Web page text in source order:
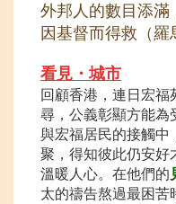
外邦人的數目添滿
因基督而得救（羅
看見・城市
回顧香港，連日宏
尋，公義彰顯方能為
與宏福居民的接觸中
聚，得知彼此仍安好
溫暖人心。在他們的
太的禱告熬過最困苦